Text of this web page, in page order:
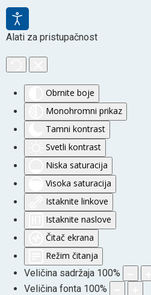
Alati za pristupačnost
Obrnite boje
Monohromni prikaz
Tamni kontrast
Svetli kontrast
Niska saturacija
Visoka saturacija
Istaknite linkove
Istaknite naslove
Čitač ekrana
Režim čitanja
Veličina sadržaja 100%
Veličina fonta 100%